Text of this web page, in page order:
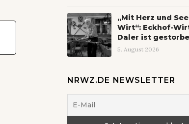
„Mit Herz und
Wirt“: Eckhof-
Daler ist
5. August 2026
NRWZ.DE NEWSLETTER